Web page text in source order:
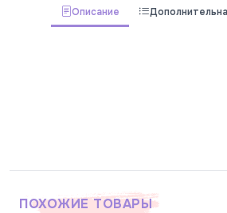
Описание
ПОХОЖИЕ ТОВАРЫ